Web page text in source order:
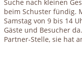
Suche nach kleinen
beim Schuster fündig.
Samstag von 9 bis 14
Gäste und Besucher
Partner-Stelle, sie hat